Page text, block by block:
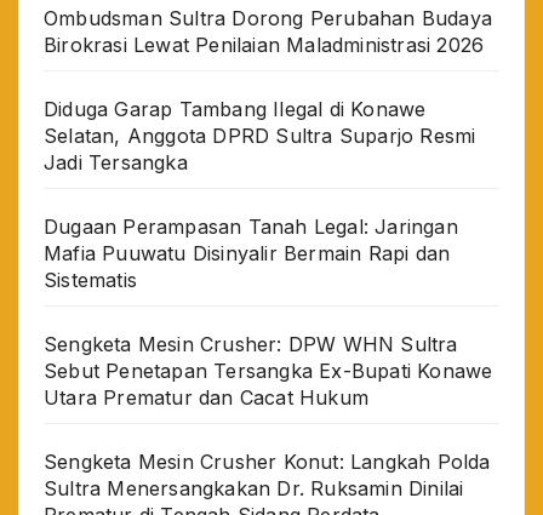
Ombudsman Sultra Dorong Perubahan Budaya
Birokrasi Lewat Penilaian Maladministrasi 2026
Diduga Garap Tambang Ilegal di Konawe
Selatan, Anggota DPRD Sultra Suparjo Resmi
Jadi Tersangka
Dugaan Perampasan Tanah Legal: Jaringan
Mafia Puuwatu Disinyalir Bermain Rapi dan
Sistematis
Sengketa Mesin Crusher: DPW WHN Sultra
Sebut Penetapan Tersangka Ex-Bupati Konawe
Utara Prematur dan Cacat Hukum
Sengketa Mesin Crusher Konut: Langkah Polda
Sultra Menersangkakan Dr. Ruksamin Dinilai